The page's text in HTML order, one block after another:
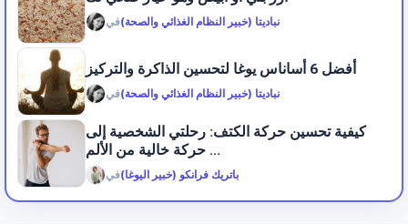
فينباديتا (خبير النظام الغذائي والصحة)
أفضل 6 أساناس يوغا لتحسين الذاكرة والتركيز
فينباديتا (خبير النظام الغذائي والصحة)
كيفية تحسين حركة الكتف: رحلتي الشخصية إلى
حركة خالية من الألم ...
فيباتريك فرانكو (خبير اليوغا)